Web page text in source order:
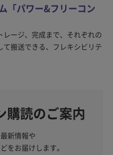
「パワー&フリーコン
ージ、完成まで、それぞれの
搬送できる、フレキシビリテ
購読のご案内
新情報や
をお届けします。